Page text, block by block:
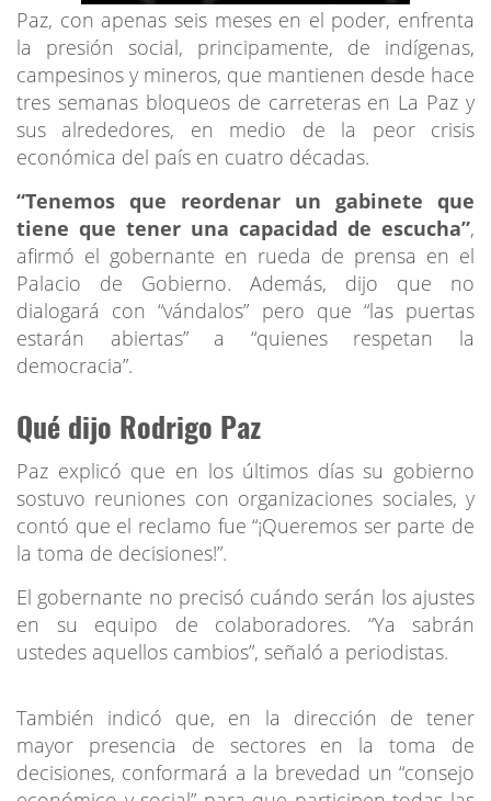
Paz, con apenas seis meses en el poder, enfrenta
la presión social, principamente, de indígenas,
campesinos y mineros, que mantienen desde hace
tres semanas bloqueos de carreteras en La Paz y
sus alrededores, en medio de la peor crisis
económica del país en cuatro décadas.
“Tenemos que reordenar un gabinete que
tiene que tener una capacidad de escucha”,
afirmó el gobernante en rueda de prensa en el
Palacio de Gobierno. Además, dijo que no
dialogará con “vándalos” pero que “las puertas
estarán abiertas” a “quienes respetan la
democracia”.
Qué dijo Rodrigo Paz
Paz explicó que en los últimos días su gobierno
sostuvo reuniones con organizaciones sociales, y
contó que el reclamo fue “¡Queremos ser parte de
la toma de decisiones!”.
El gobernante no precisó cuándo serán los ajustes
en su equipo de colaboradores. “Ya sabrán
ustedes aquellos cambios”, señaló a periodistas.
También indicó que, en la dirección de tener
mayor presencia de sectores en la toma de
decisiones, conformará a la brevedad un “consejo